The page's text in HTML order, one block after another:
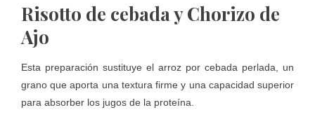
Risotto de cebada y Chorizo de
Ajo
Esta preparación sustituye el arroz por cebada perlada, un
grano que aporta una textura firme y una capacidad superior
para absorber los jugos de la proteína.